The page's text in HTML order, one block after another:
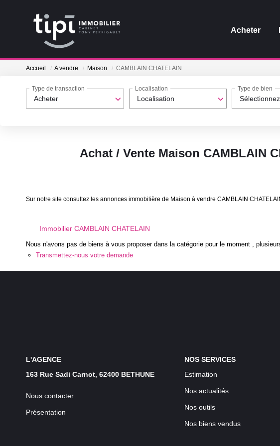
Acheter
Accueil A vendre Maison CAMBLAIN CHATELAIN
Acheter
Type de transaction
Localisation
Localisation Type de bien
Achat / Vente Maison CAMBLAIN
Sur notre site consultez les annonces immobilière de Maison à vendre CAMBLAIN
Immobilier CAMBLAIN CHATELAIN
Nous n'avons pas de biens à vous proposer dans la catégorie pour le moment ,
Transmettez-nous votre demande
L'AGENCE
163 Rue Sadi Carnot, 62400 BETHUNE
Nous contacter
Présentation
NOS SERVICES
Estimation
Nos actualités
Nos outils
Nos biens vendus